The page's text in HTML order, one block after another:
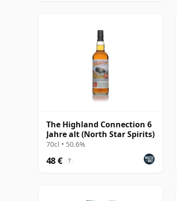
The Highland Connection 6
Jahre alt (North Star Spirits)
70cl • 50.6%
48 € ?